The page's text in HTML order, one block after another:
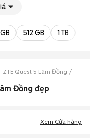
512 GB 1 TB
ZTE Quest 5 Lâm Đồng
Đồng đẹp
Xem Cửa hàng